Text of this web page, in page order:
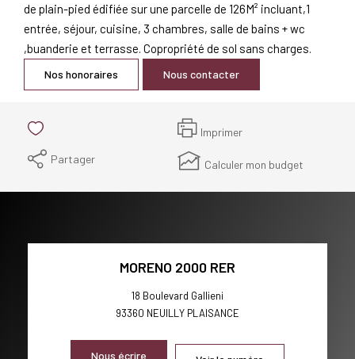
de plain-pied édifiée sur une parcelle de 126M² incluant,1
entrée, séjour, cuisine, 3 chambres, salle de bains + wc
,buanderie et terrasse. Copropriété de sol sans charges.
Nos honoraires Nous contacter
Imprimer
Partager
Calculer mon budget
MORENO 2000 RER
18 Boulevard Gallieni
93360 NEUILLY PLAISANCE
Nous écrire